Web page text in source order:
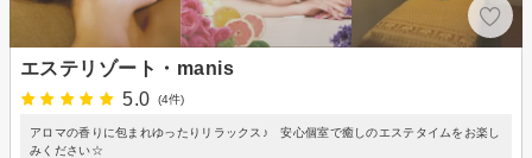
エステリゾート・manis
5.0
(4件)
アロマの香りに包まれゆったりリラックス♪ 安心個室で癒しのエステタイムをお楽し
みください☆